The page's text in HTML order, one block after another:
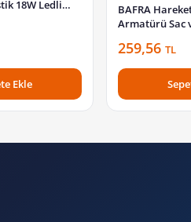
18W Ledli
Ekle
BAFRA
Armatürü Sac
259,56TL